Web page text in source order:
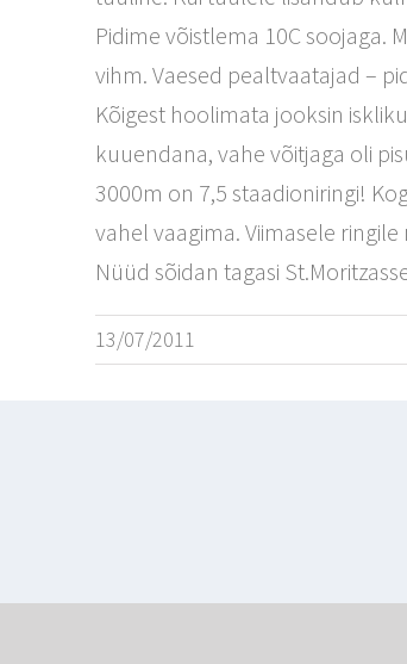
Pidime võistlema 10C
vihm. Vaesed pealtvaatajad –
Kõigest hoolimata jooksin
kuuendana, vahe võitjaga oli
3000m on 7,5 staadioniringi!
vahel vaagima. Viimasele
Nüüd sõidan tagasi
13/07/2011